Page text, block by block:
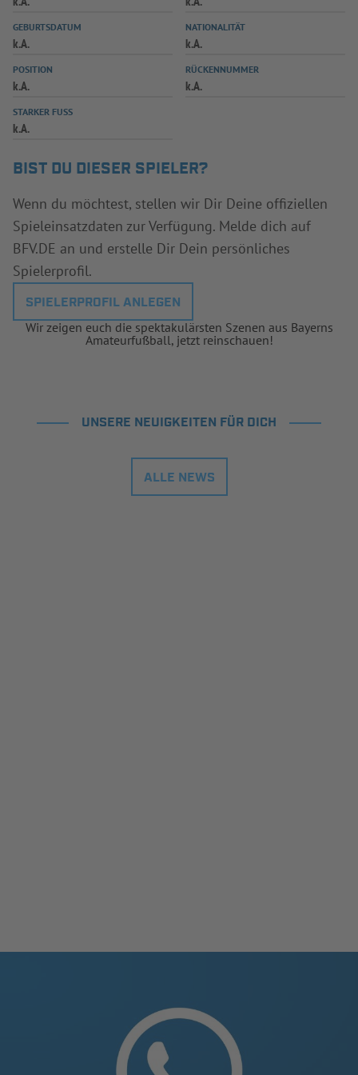
SPIELPLUS
GEBURTSDATUM
k.A.
NATIONALITÄT
k.A.
POSITION
k.A.
RÜCKENNUMMER
k.A.
STARKER FUSS
k.A.
BIST DU DIESER SPIELER?
Wenn du möchtest, stellen wir Dir Deine offiziellen
Spieleinsatzdaten zur Verfügung. Melde dich auf
BFV.DE an und erstelle Dir Dein persönliches
Spielerprofil.
SPIELERPROFIL ANLEGEN
Wir zeigen euch die spektakulärsten Szenen aus Bayerns
Amateurfußball, jetzt reinschauen!
UNSERE NEUIGKEITEN FÜR DICH
ALLE NEWS